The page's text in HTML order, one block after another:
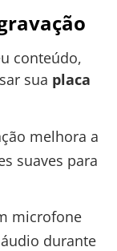
conteúdo,
sua placa
melhora a
suaves para
microfone
durante